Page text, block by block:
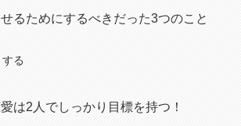
るためにするべきだった3つのこと
る
は2人でしっかり目標を持つ！